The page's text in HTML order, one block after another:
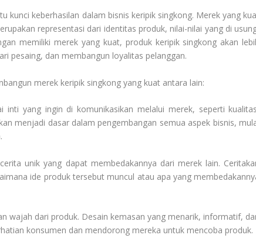
kunci keberhasilan dalam bisnis keripik singkong. Merek yang
representasi dari identitas produk, nilai-nilai yang di
memiliki merek yang kuat, produk keripik singkong akan
pesaing, dan membangun loyalitas pelanggan.
merek keripik singkong yang kuat antara lain:
inti yang ingin di komunikasikan melalui merek, seperti
menjadi dasar dalam pengembangan semua aspek bisnis,
unik yang dapat membedakannya dari merek lain.
ide produk tersebut muncul atau apa yang
wajah dari produk. Desain kemasan yang menarik, informatif,
konsumen dan mendorong mereka untuk mencoba produk.